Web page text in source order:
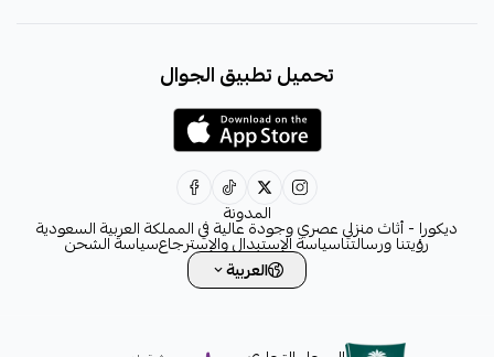
decora6586@gmail.com
تحميل تطبيق الجوال
المدونة
ديكورا - أثاث منزلي عصري وجودة عالية في المملكة العربية السعودية
رؤيتنا ورسالتناسياسة الإستبدال والإسترجاعسياسة الشحن
العربية